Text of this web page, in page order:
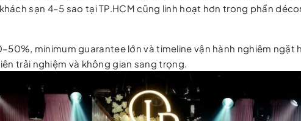
sạn 4–5 sao tại TP.HCM cũng linh hoạt hơn trong phần
minimum guarantee lớn và timeline vận hành nghiêm ngặt
trải nghiệm và không gian sang trọng.